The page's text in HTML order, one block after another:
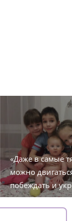
«Даже в самые
можно
побеждать и